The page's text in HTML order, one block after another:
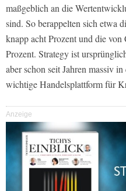
maßgeblich an die
sind. So berappelten sich etwa
knapp acht Prozent und die
Prozent. Strategy ist
aber schon seit Jahren massiv
wichtige Handelsplattform für
Anzeige